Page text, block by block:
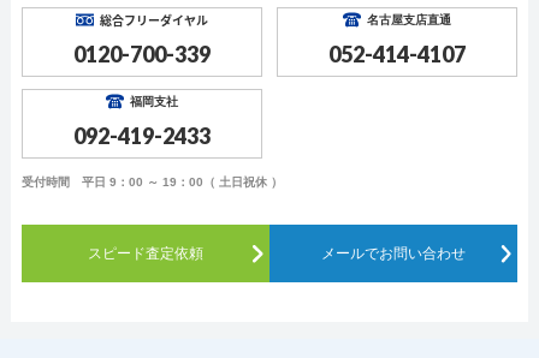
総合フリーダイヤル
0120-700-339
名古屋支店直通
052-414-4107
福岡支社
092-419-2433
受付時間 平日 9：00 ～ 19：00（ 土日祝休 ）
スピード査定依頼 メールでお問い合わせ